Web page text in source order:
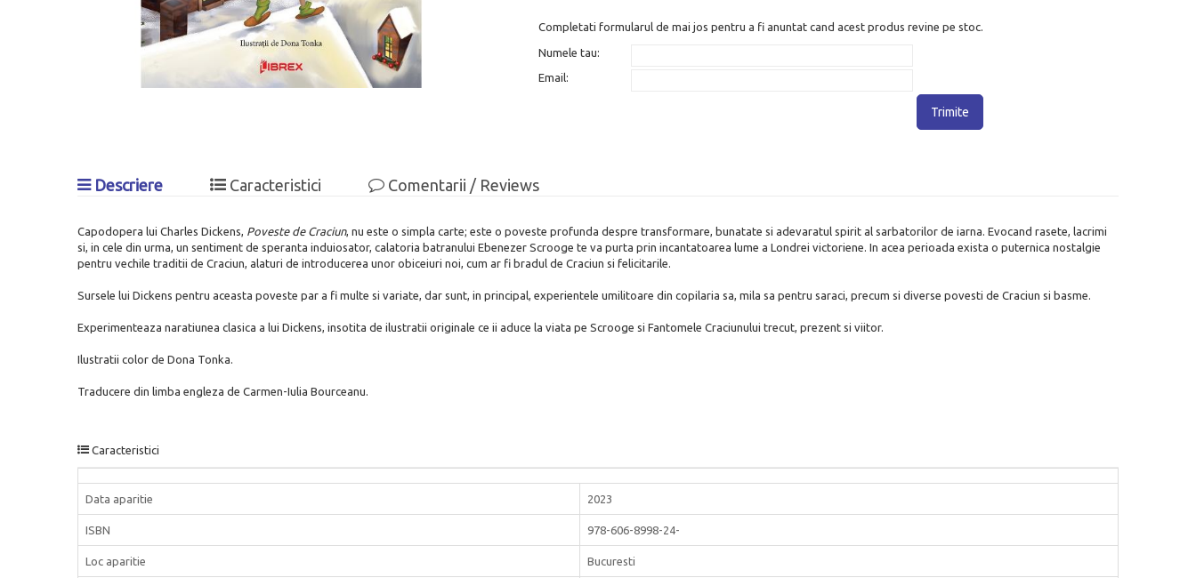
Completati formularul de mai jos pentru a fi anuntat cand acest produs revine pe stoc.
Numele tau:
Email:
Trimite
Descriere Caracteristici Comentarii / Reviews
Capodopera lui Charles Dickens, Poveste de Craciun, nu este o simpla carte; este o poveste profunda despre transformare, bunatate si adevaratul spirit al sarbatorilor de iarna. Evocand rasete, lacrimi
si, in cele din urma, un sentiment de speranta induiosator, calatoria batranului Ebenezer Scrooge te va purta prin incantatoarea lume a Londrei victoriene. In acea perioada exista o puternica nostalgie
pentru vechile traditii de Craciun, alaturi de introducerea unor obiceiuri noi, cum ar fi bradul de Craciun si felicitarile.
Sursele lui Dickens pentru aceasta poveste par a fi multe si variate, dar sunt, in principal, experientele umilitoare din copilaria sa, mila sa pentru saraci, precum si diverse povesti de Craciun si basme.
Experimenteaza naratiunea clasica a lui Dickens, insotita de ilustratii originale ce ii aduce la viata pe Scrooge si Fantomele Craciunului trecut, prezent si viitor.
Ilustratii color de Dona Tonka.
Traducere din limba engleza de Carmen-Iulia Bourceanu.
Caracteristici
Data aparitie 2023
ISBN 978-606-8998-24-
Loc aparitie Bucuresti